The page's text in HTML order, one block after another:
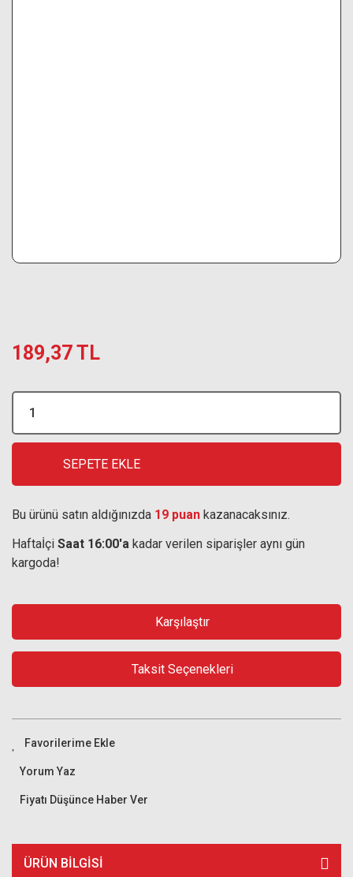
189,37 TL
SEPETE EKLE
Bu ürünü satın aldığınızda 19 puan kazanacaksınız.
Haftaİçi Saat 16:00'a kadar verilen siparişler aynı gün
kargoda!
Karşılaştır
Taksit Seçenekleri
Yorum Yaz
Fiyatı Düşünce Haber Ver
ÜRÜN BILGISI